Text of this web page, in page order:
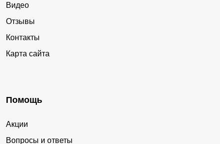
Видео
Отзывы
Контакты
Карта сайта
Помощь
Акции
Вопросы и ответы